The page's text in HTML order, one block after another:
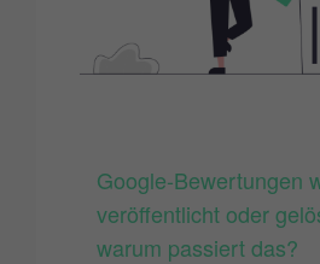
Google-Bewertungen
veröffentlicht oder
warum passiert das?